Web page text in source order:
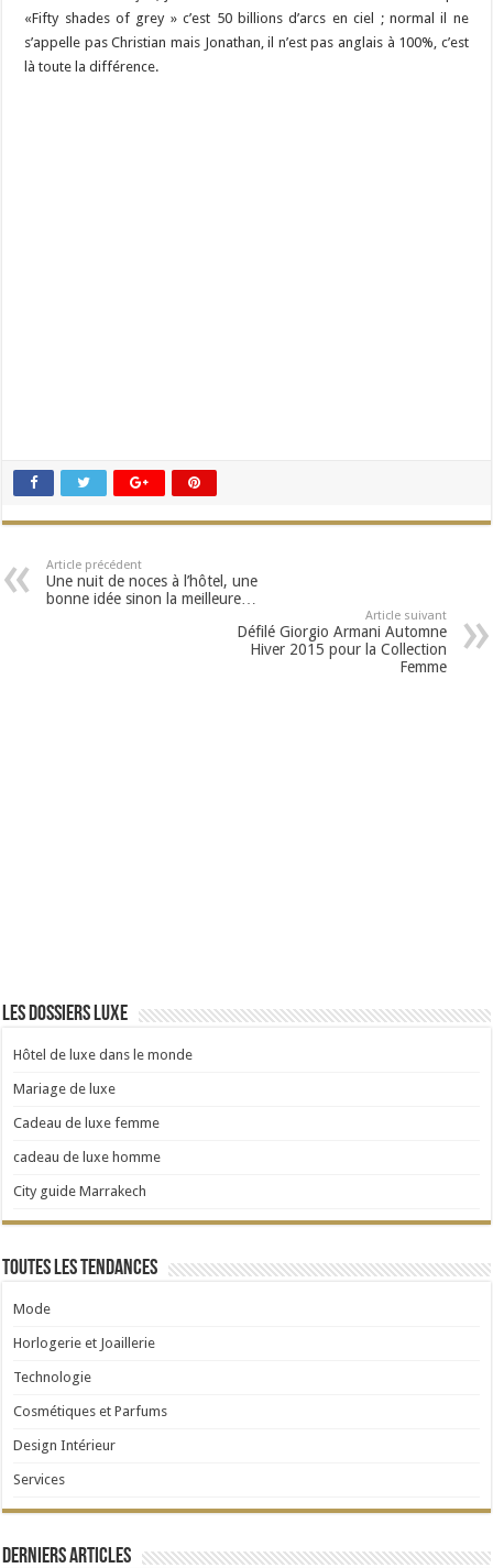
«Fifty shades of grey » c’est 50 billions d’arcs en ciel ; normal il ne
s’appelle pas Christian mais Jonathan, il n’est pas anglais à 100%, c’est
là toute la différence.
Article précédent
Une nuit de noces à l’hôtel, une
bonne idée sinon la meilleure…
Article suivant
Défilé Giorgio Armani Automne
Hiver 2015 pour la Collection
Femme
Les dossiers luxe
Hôtel de luxe dans le monde
Mariage de luxe
Cadeau de luxe femme
cadeau de luxe homme
City guide Marrakech
Toutes les tendances
Mode
Horlogerie et Joaillerie
Technologie
Cosmétiques et Parfums
Design Intérieur
Services
Derniers articles